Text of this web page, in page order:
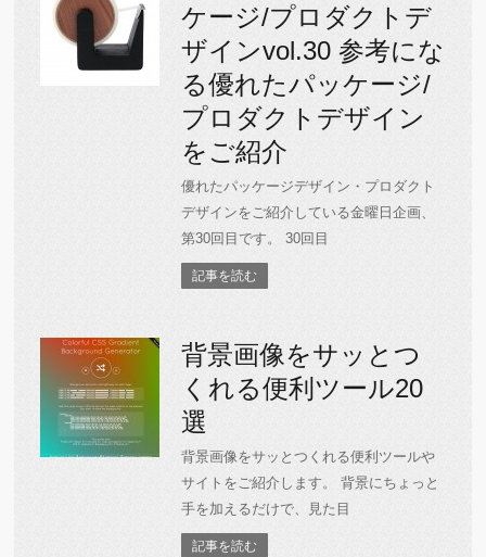
ケージ/プロダクトデ
ザインvol.30 参考にな
る優れたパッケージ/
プロダクトデザイン
をご紹介
優れたパッケージデザイン・プロダクト
デザインをご紹介している金曜日企画、
第30回目です。 30回目
記事を読む
背景画像をサッとつ
くれる便利ツール20
選
背景画像をサッとつくれる便利ツールや
サイトをご紹介します。 背景にちょっと
手を加えるだけで、見た目
記事を読む